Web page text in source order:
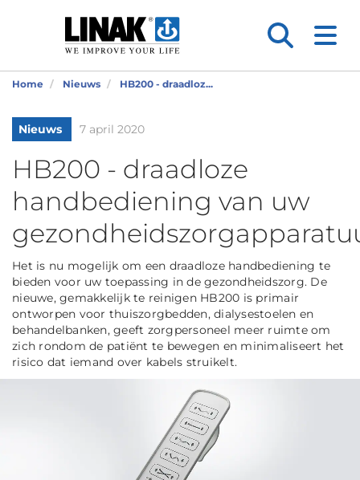
Home Nieuws HB200 - draadloz...
Nieuws 7 april 2020
HB200 - draadloze
handbediening van uw
Het is nu mogelijk om een draadloze handbediening te
bieden voor uw toepassing in de gezondheidszorg. De
nieuwe, gemakkelijk te reinigen HB200 is primair
ontworpen voor thuiszorgbedden, dialysestoelen en
behandelbanken, geeft zorgpersoneel meer ruimte om
zich rondom de patiënt te bewegen en minimaliseert het
risico dat iemand over kabels struikelt.